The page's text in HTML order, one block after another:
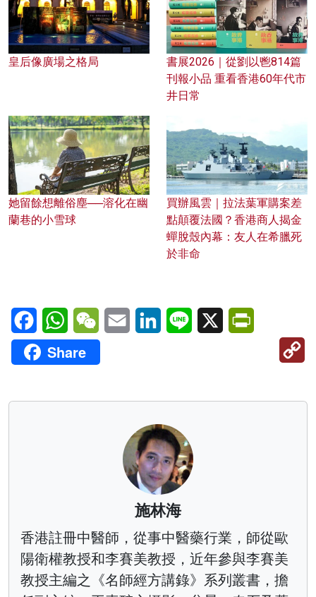
皇后像廣場之格局
書展2026｜從劉以鬯814篇
刊報小品 重看香港60年代市
井日常
她留餘想離俗塵──溶化在幽
蘭巷的小雪球
買辦風雲｜拉法葉軍購案差
點顛覆法國？香港商人揭金
蟬脫殼內幕：友人在希臘死
於非命
FacebookWhatsAppWeChatEmail LinkedInLine X
Share
施林海
香港註冊中醫師，從事中醫藥行業，師從歐
陽衛權教授和李賽美教授，近年參與李賽美
教授主編之《名師經方講錄》系列叢書，擔